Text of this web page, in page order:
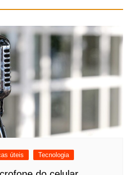
úteis Tecnologia